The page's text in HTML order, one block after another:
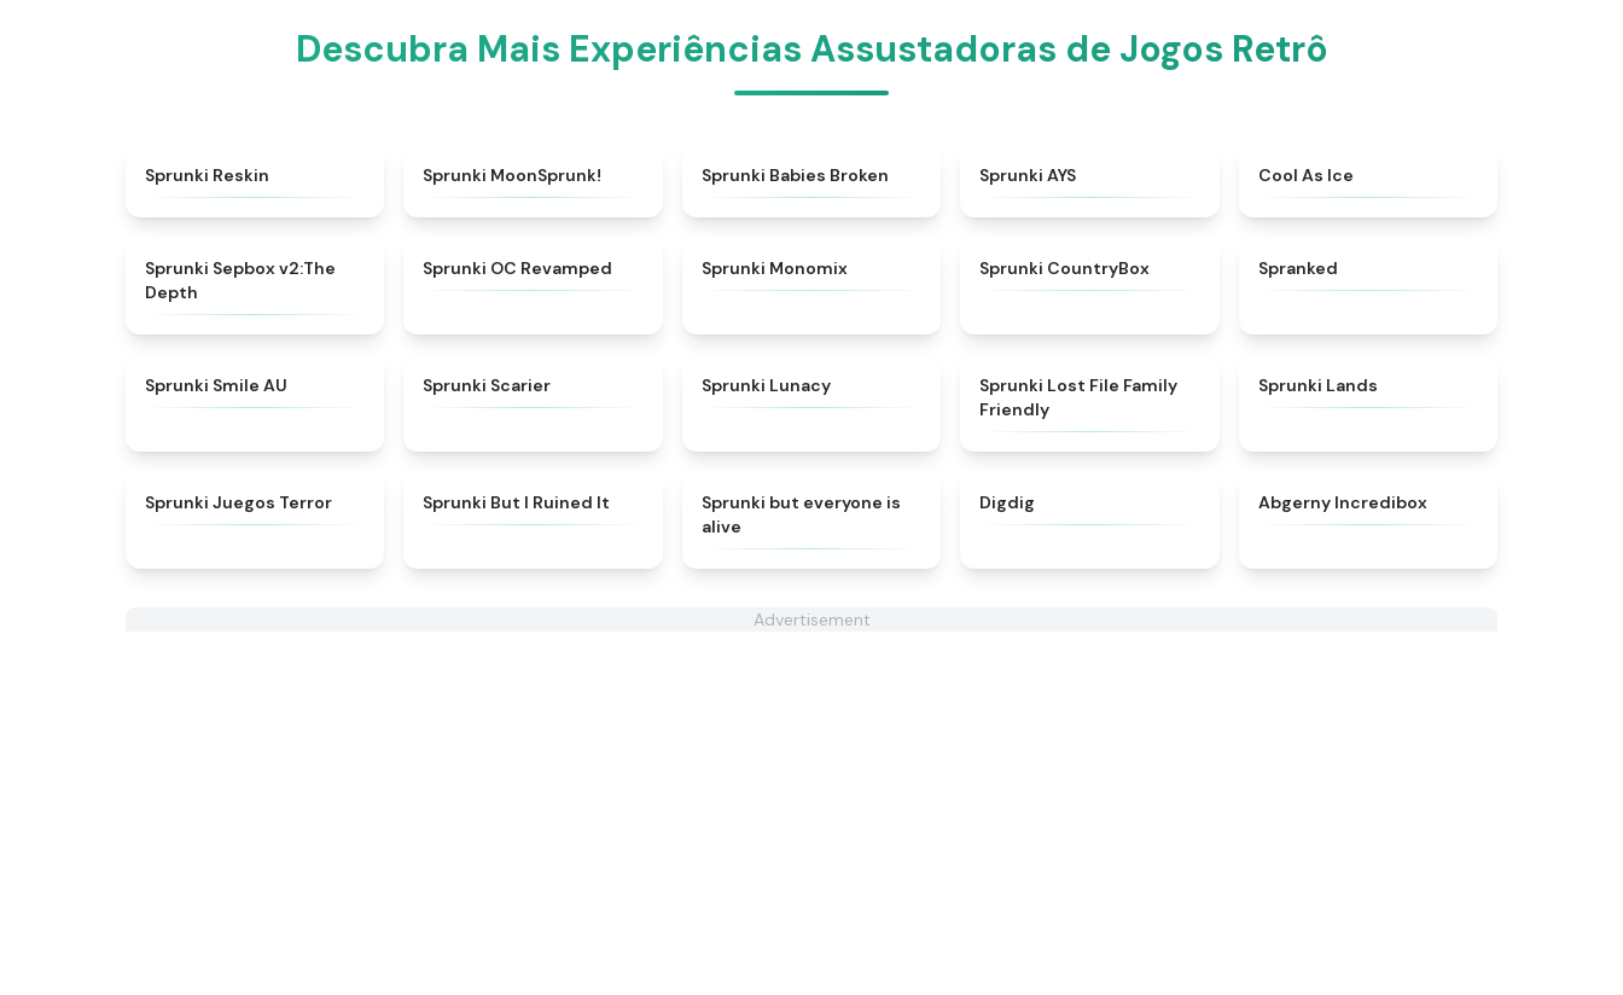
Descubra Mais Experiências Assustadoras de Jogos Retrô
Sprunki Reskin Sprunki MoonSprunk! Sprunki Babies Broken Sprunki AYS Cool As Ice
Sprunki Sepbox v2:The
Depth
★
Sprunki OC Revamped Sprunki Monomix Sprunki CountryBox Spranked
Sprunki Smile AU Sprunki Scarier Sprunki Lunacy ★
Sprunki Lost File Family
Friendly
Sprunki Lands
Sprunki Juegos Terror ★
Sprunki But I Ruined It ★
Sprunki but everyone is
alive
Digdig Abgerny Incredibox
Advertisement